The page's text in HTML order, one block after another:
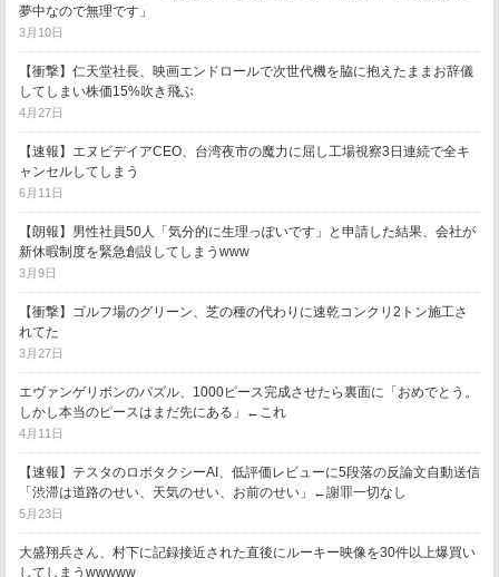
夢中なので無理です」
3月10日
【衝撃】仁天堂社長、映画エンドロールで次世代機を脇に抱えたままお辞儀
してしまい株価15%吹き飛ぶ
4月27日
【速報】エヌビデイアCEO、台湾夜市の魔力に屈し工場視察3日連続で全キ
ャンセルしてしまう
6月11日
【朗報】男性社員50人「気分的に生理っぽいです」と申請した結果、会社が
新休暇制度を緊急創設してしまうwww
3月9日
【衝撃】ゴルフ場のグリーン、芝の種の代わりに速乾コンクリ2トン施工さ
れてた
3月27日
エヴァンゲリボンのパズル、1000ピース完成させたら裏面に「おめでとう。
しかし本当のピースはまだ先にある」←これ
4月11日
【速報】テスタのロボタクシーAI、低評価レビューに5段落の反論文自動送信
「渋滞は道路のせい、天気のせい、お前のせい」←謝罪一切なし
5月23日
大盛翔兵さん、村下に記録接近された直後にルーキー映像を30件以上爆買い
してしまうwwwww